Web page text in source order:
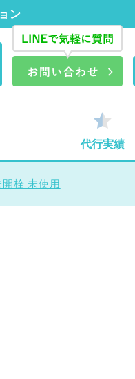
ン
代行実績
栓 未使用